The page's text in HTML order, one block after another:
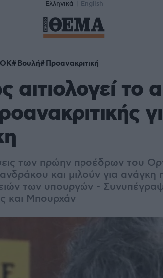
Ελληνικά English
Βουλή Προανακριτική
το
των πρώην προέδρων του
και μιλούν για ανάγκη
των υπουργών -
και Μπουρχάν